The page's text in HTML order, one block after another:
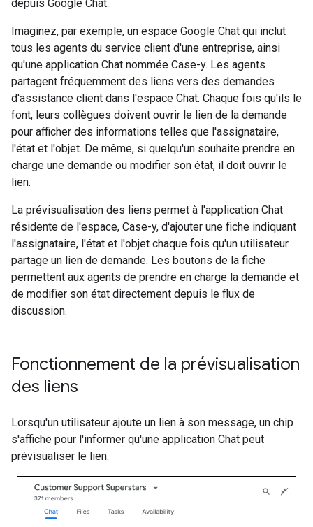
depuis Google Chat.
Imaginez, par exemple, un espace Google Chat qui inclut
tous les agents du service client d'une entreprise, ainsi
qu'une application Chat nommée Case-y. Les agents
partagent fréquemment des liens vers des demandes
d'assistance client dans l'espace Chat. Chaque fois qu'ils le
font, leurs collègues doivent ouvrir le lien de la demande
pour afficher des informations telles que l'assignataire,
l'état et l'objet. De même, si quelqu'un souhaite prendre en
charge une demande ou modifier son état, il doit ouvrir le
lien.
La prévisualisation des liens permet à l'application Chat
résidente de l'espace, Case-y, d'ajouter une fiche indiquant
l'assignataire, l'état et l'objet chaque fois qu'un utilisateur
partage un lien de demande. Les boutons de la fiche
permettent aux agents de prendre en charge la demande et
de modifier son état directement depuis le flux de
discussion.
Fonctionnement de la prévisualisation
des liens
Lorsqu'un utilisateur ajoute un lien à son message, un chip
s'affiche pour l'informer qu'une application Chat peut
prévisualiser le lien.